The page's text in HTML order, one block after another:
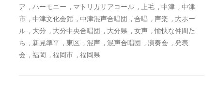
ア , ハーモニー , マトリカリアコール , 上毛 , 中津 , 中津
市 , 中津文化会館 , 中津混声合唱団 , 合唱 , 声楽 , 大ホー
ル , 大分 , 大分中央合唱団 , 大分県 , 女声 ,愉快な仲間た
ち
, 新見準平 , 東区 , 混声 , 混声合唱団 , 演奏会 , 発表
会 , 福岡 , 福岡市 , 福岡県